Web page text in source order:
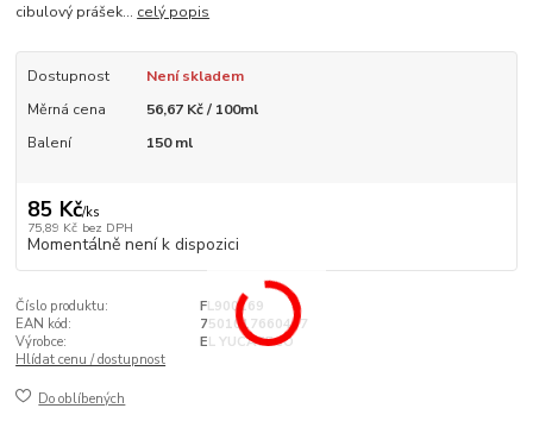
cibulový prášek... celý popis
Dostupnost
Není skladem
Měrná cena
56,67 Kč / 100ml
Balení
150 ml
85 Kč/ks
75,89 Kč bez DPH
Momentálně není k dispozici
Číslo produktu:
FL900169
EAN kód:
7501017660407
Výrobce:
EL YUCATECO
Hlídat cenu / dostupnost
Do oblíbených